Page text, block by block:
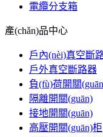
電纜分支箱
產(chǎn)品中心
戶內(nèi)真空斷
戶外真空斷路器
負(fù)荷開關
隔離開關(guān)
接地開關(guān)
高壓開關(guān)柜